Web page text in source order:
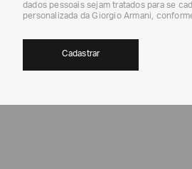
dados pessoais sejam tratados para se
personalizada da Giorgio Armani,
Cadastrar